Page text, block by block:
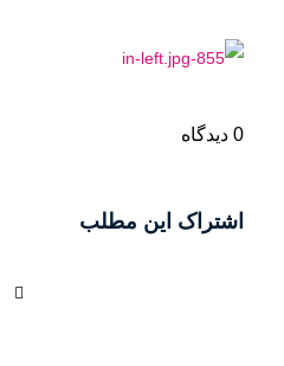
0 دیدگاه
اشتراک این مطلب